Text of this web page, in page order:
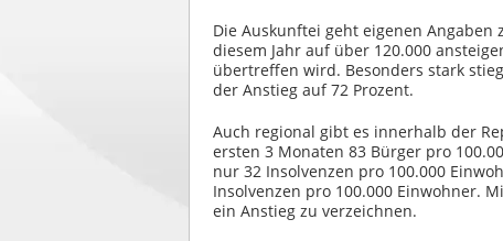
Die Auskunftei geht eigenen Angaben
diesem Jahr auf über 120.000
übertreffen wird. Besonders stark
der Anstieg auf 72 Prozent.
Auch regional gibt es innerhalb der
ersten 3 Monaten 83 Bürger pro
nur 32 Insolvenzen pro 100.000
Insolvenzen pro 100.000 Einwohner.
ein Anstieg zu verzeichnen.